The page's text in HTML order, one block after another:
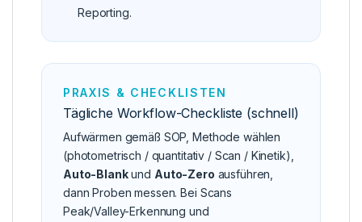
Reporting.
PRAXIS & CHECKLISTEN
Tägliche Workflow-Checkliste (schnell)
Aufwärmen gemäß SOP, Methode wählen
(photometrisch / quantitativ / Scan / Kinetik),
Auto-Blankund Auto-Zero ausführen,
dann Proben messen. Bei Scans
Peak/Valley-Erkennung und